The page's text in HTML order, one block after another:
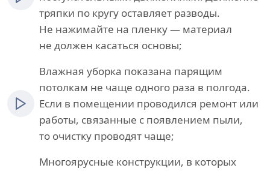
тряпки по кругу оставляет разводы.
Не нажимайте на пленку — материал
не должен касаться основы;
Влажная уборка показана парящим
потолкам не чаще одного раза в полгода.
Если в помещении проводился ремонт или
работы, связанные с появлением пыли,
то очистку проводят чаще;
Многоярусные конструкции, в которых